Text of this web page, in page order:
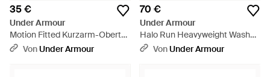
35 €
Under Armour
Motion Fitted Kurzarm-Oberteil
Für Damen Peppercorn Weiß -
VonUnder Armour
70 €
Under Armour
Halo Run Heavyweight Wash
City Kurzarm-Oberteil Für
VonUnder Armour